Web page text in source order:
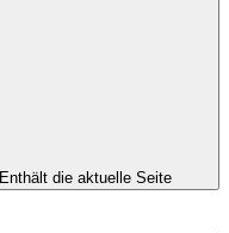
Enthält die aktuelle Seite